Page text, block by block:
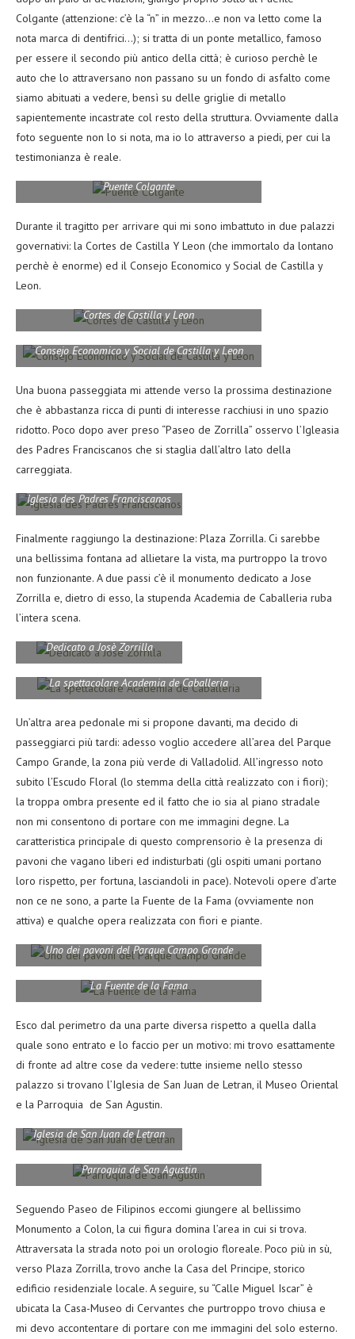
Colgante (attenzione: c’è la “n” in mezzo…e non va letto come la
nota marca di dentifrici…); si tratta di un ponte metallico, famoso
per essere il secondo più antico della città; è curioso perchè le
auto che lo attraversano non passano su un fondo di asfalto come
siamo abituati a vedere, bensì su delle griglie di metallo
sapientemente incastrate col resto della struttura. Ovviamente dalla
foto seguente non lo si nota, ma io lo attraverso a piedi, per cui la
testimonianza è reale.
Puente Colgante
Durante il tragitto per arrivare qui mi sono imbattuto in due palazzi
governativi: la Cortes de Castilla Y Leon (che immortalo da lontano
perchè è enorme) ed il Consejo Economico y Social de Castilla y
Leon.
Cortes de Castilla y Leon
Consejo Economico y Social de Castilla y Leon
Una buona passeggiata mi attende verso la prossima destinazione
che è abbastanza ricca di punti di interesse racchiusi in uno spazio
ridotto. Poco dopo aver preso “Paseo de Zorrilla” osservo l’Igleasia
des Padres Franciscanos che si staglia dall’altro lato della
carreggiata.
Iglesia des Padres Franciscanos
Finalmente raggiungo la destinazione: Plaza Zorrilla. Ci sarebbe
una bellissima fontana ad allietare la vista, ma purtroppo la trovo
non funzionante. A due passi c’è il monumento dedicato a Jose
Zorrilla e, dietro di esso, la stupenda Academia de Caballeria ruba
l’intera scena.
Dedicato a Josè Zorrilla
La spettacolare Academia de Caballeria
Un’altra area pedonale mi si propone davanti, ma decido di
passeggiarci più tardi: adesso voglio accedere all’area del Parque
Campo Grande, la zona più verde di Valladolid. All’ingresso noto
subito l’Escudo Floral (lo stemma della città realizzato con i fiori);
la troppa ombra presente ed il fatto che io sia al piano stradale
non mi consentono di portare con me immagini degne. La
caratteristica principale di questo comprensorio è la presenza di
pavoni che vagano liberi ed indisturbati (gli ospiti umani portano
loro rispetto, per fortuna, lasciandoli in pace). Notevoli opere d’arte
non ce ne sono, a parte la Fuente de la Fama (ovviamente non
attiva) e qualche opera realizzata con fiori e piante.
Uno dei pavoni del Parque Campo Grande
La Fuente de la Fama
Esco dal perimetro da una parte diversa rispetto a quella dalla
quale sono entrato e lo faccio per un motivo: mi trovo esattamente
di fronte ad altre cose da vedere: tutte insieme nello stesso
palazzo si trovano l’Iglesia de San Juan de Letran, il Museo Oriental
e la Parroquia de San Agustin.
Iglesia de San Juan de Letran
Parroquia de San Agustin
Seguendo Paseo de Filipinos eccomi giungere al bellissimo
Monumento a Colon, la cui figura domina l’area in cui si trova.
Attraversata la strada noto poi un orologio floreale. Poco più in sù,
verso Plaza Zorrilla, trovo anche la Casa del Principe, storico
edificio residenziale locale. A seguire, su “Calle Miguel Iscar” è
ubicata la Casa-Museo di Cervantes che purtroppo trovo chiusa e
mi devo accontentare di portare con me immagini del solo esterno.